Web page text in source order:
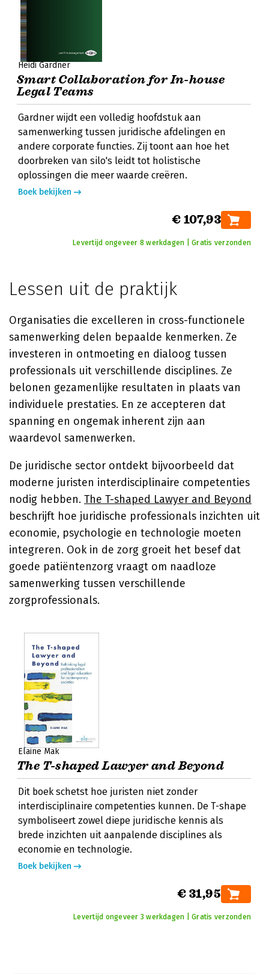
Heidi Gardner
Smart Collaboration for In-house
Legal Teams
Gardner wijdt een volledig hoofdstuk aan
samenwerking tussen juridische afdelingen en
andere corporate functies. Zij toont aan hoe het
doorbreken van silo's leidt tot holistische
oplossingen die meer waarde creëren.
Boek bekijken
€ 107,93
Levertijd ongeveer 8 werkdagen | Gratis verzonden
Lessen uit de praktijk
Organisaties die excelleren in cross-functionele
samenwerking delen bepaalde kenmerken. Ze
investeren in ontmoeting en dialoog tussen
professionals uit verschillende disciplines. Ze
belonen gezamenlijke resultaten in plaats van
individuele prestaties. En ze accepteren dat
spanning en ongemak inherent zijn aan
waardevol samenwerken.
De juridische sector ontdekt bijvoorbeeld dat
moderne juristen interdisciplinaire competenties
nodig hebben. The T-shaped Lawyer and Beyond
beschrijft hoe juridische professionals inzichten uit
economie, psychologie en technologie moeten
integreren. Ook in de zorg groeit het besef dat
goede patiëntenzorg vraagt om naadloze
samenwerking tussen verschillende
zorgprofessionals.
Elaine Mak
The T-shaped Lawyer and Beyond
Dit boek schetst hoe juristen niet zonder
interdisciplinaire competenties kunnen. De T-shape
symboliseert zowel diepe juridische kennis als
brede inzichten uit aanpalende disciplines als
economie en technologie.
Boek bekijken
€ 31,95
Levertijd ongeveer 3 werkdagen | Gratis verzonden